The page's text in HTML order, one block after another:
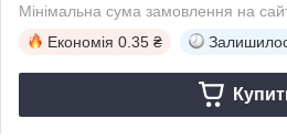
Мінімальна сума замовлення на
Економія 0.35 ₴